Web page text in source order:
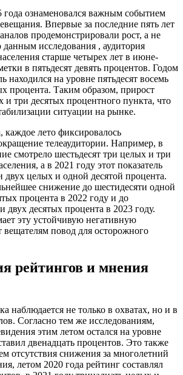
ознаменовался важным событием
Впервые за последние пять лет
продемонстрировали рост, а не
исследования , аудитория
старше четырех лет в июне-
в пятьдесят девять процентов. Годом
находился на уровне пятьдесят восемь
процента. Таким образом, прирост
и три десятых процентного пункта, что
ситуации на рынке.
каждое лето фиксировалось
телеаудитории. Например, в
смотрело шестьдесят три целых и три
а в 2021 году этот показатель
двух целых и одной десятой процента.
снижение до шестидесяти одной
процента в 2022 году и до
двух десятых процента в 2023 году.
эту устойчивую негативную
вещателям повод для осторожного
рейтингов и мнения
наблюдается не только в охватах, но и в
Согласно тем же исследованиям,
этим летом остался на уровне
двенадцать процентов. Это также
отсутствия снижения за многолетний
летом 2020 года рейтинг составлял